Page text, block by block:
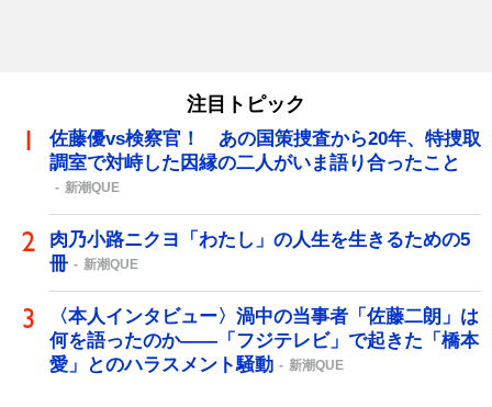
注目トピック
佐藤優vs検察官！ あの国策捜査から20年、特捜取
調室で対峙した因縁の二人がいま語り合ったこと
新潮QUE
肉乃小路ニクヨ「わたし」の人生を生きるための5
冊
新潮QUE
〈本人インタビュー〉渦中の当事者「佐藤二朗」は
何を語ったのか――「フジテレビ」で起きた「橋本
愛」とのハラスメント騒動
新潮QUE